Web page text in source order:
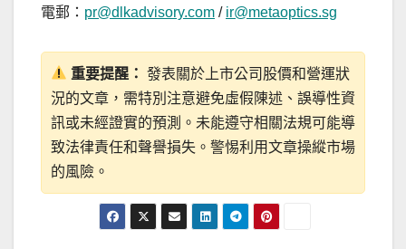
電郵： pr@dlkadvisory.com / ir@metaoptics.sg
重要提醒： 發表關於上市公司股價和營運狀
況的文章，需特別注意避免虛假陳述、誤導性資
訊或未經證實的預測。未能遵守相關法規可能導
致法律責任和聲譽損失。警惕利用文章操縱市場
的風險。